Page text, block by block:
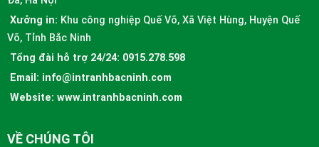
Xưởng in: Khu công nghiệp Quế Võ, Xã Việt Hùng, Huyện Quế
Võ, Tỉnh Bắc Ninh
Tổng đài hỗ trợ 24/24: 0915.278.598
Email: info@intranhbacninh.com
Website: www.intranhbacninh.com
VỀ CHÚNG TÔI